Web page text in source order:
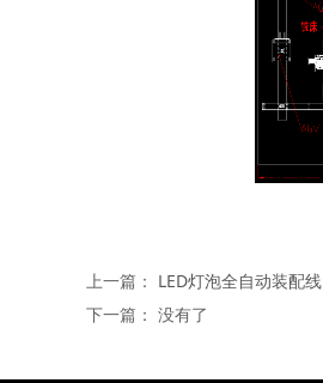
上一篇： LED灯泡全自动装配线
下一篇： 没有了